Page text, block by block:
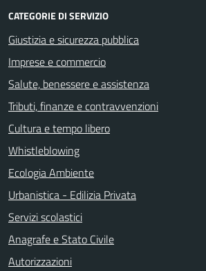
CATEGORIE DI SERVIZIO
Giustizia e sicurezza pubblica
Imprese e commercio
Salute, benessere e assistenza
Tributi, finanze e contravvenzioni
Cultura e tempo libero
Whistleblowing
Ecologia Ambiente
Urbanistica - Edilizia Privata
Servizi scolastici
Anagrafe e Stato Civile
Autorizzazioni